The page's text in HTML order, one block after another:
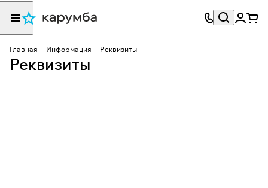
Главная Информация Реквизиты
Реквизиты